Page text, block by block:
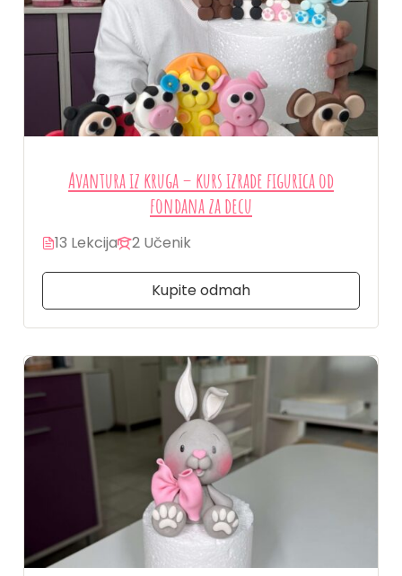
Avantura iz kruga – kurs izrade figurica od
fondana za decu
13 Lekcija 2 Učenik
Kupite odmah